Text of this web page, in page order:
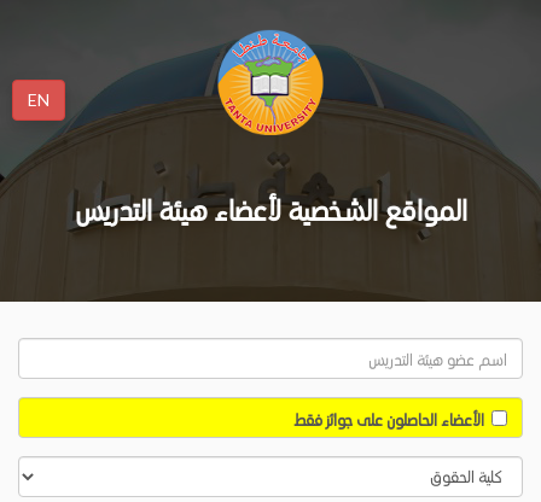
EN
المواقع الشخصية لأعضاء هيئة التدريس
الأعضاء الحاصلون على جوائز فقط